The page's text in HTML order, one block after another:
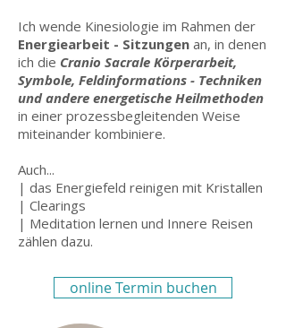
Ich wende Kinesiologie im Rahmen der
Energiearbeit - Sitzungen an, in denen
ich die Cranio Sacrale Körperarbeit,
Symbole, Feldinformations - Techniken
und andere energetische Heilmethoden
in einer prozessbegleitenden Weise
miteinander kombiniere.
Auch...
| das Energiefeld reinigen mit Kristallen
| Clearings
| Meditation lernen und Innere Reisen
zählen dazu.
online Termin buchen